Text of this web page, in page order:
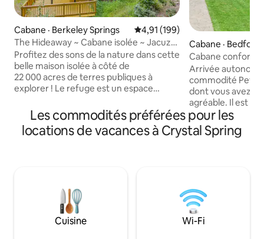
Cabane · Berkeley Springs Note moyenne de 4,91 sur 5,
4,91 (199)
The Hideaway ~ Cabane isolée ~ Jacuzzi
~ Internet rapide !
Profitez des sons de la nature dans cette
belle maison isolée à côté de
22 000 acres de terres publiques à
explorer ! Le refuge est un espace
compagnie pour que vous puissiez vous
détendre et profiter de la sérénité des
montagnes. La maison dispose de
terrasses sur 2 côtés de la propriété.
Regardez le lever du soleil de l'un et le
coucher du soleil de l'autre ! Cet espace
est parfait pour les petits groupes ou les
Cabane · Bedford
Cabane
extérieur
Arrivée
commodité Petite cabane avec tout ce
dont vous avez
agréable. Il est
isolée non loin (5
autoroutes. C'est
d'hôtes de l'autre
n'y a pas de
perfection ! Nous
insectes, mais il
araignées et des
Les commodités préférées pour les
locations de vacances à Crystal Spring
Cuisine Wi-Fi